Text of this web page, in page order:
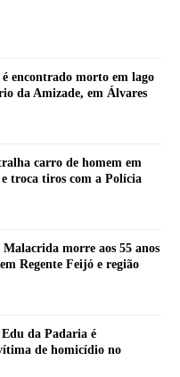
encontrado morto em lago
da Amizade, em Álvares
carro de homem em
troca tiros com a Polícia
morre aos 55 anos
Regente Feijó e região
da Padaria é
de homicídio no